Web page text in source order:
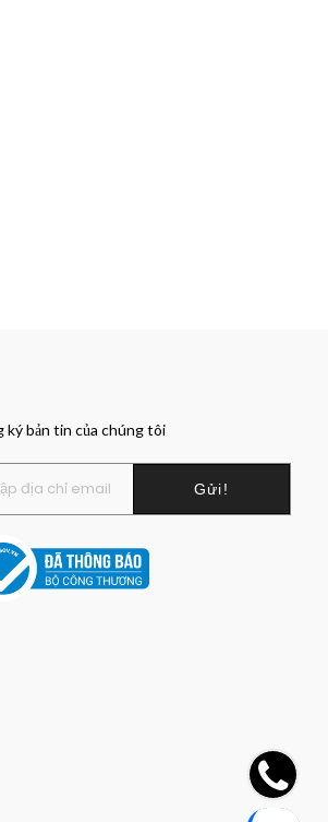
ký bản tin của chúng tôi